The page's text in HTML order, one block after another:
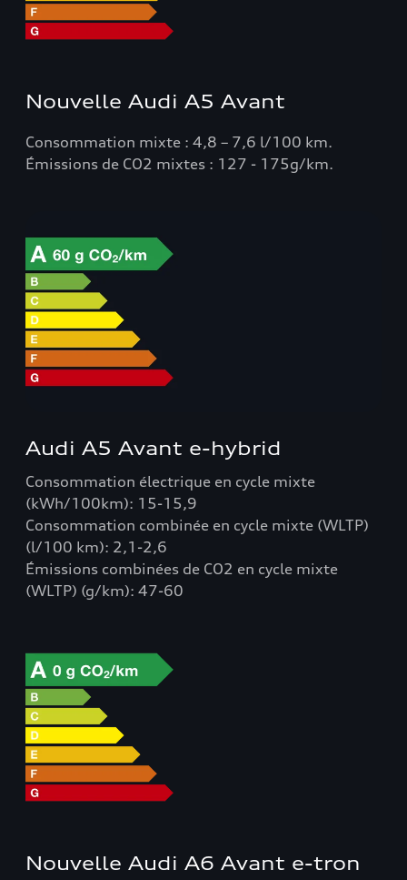
Nouvelle Audi A5 Avant
Consommation mixte : 4,8 – 7,6 l/100 km.
Émissions de CO2 mixtes : 127 - 175g/km.
Audi A5 Avant e-hybrid
Consommation électrique en cycle mixte
(kWh/100km): 15-15,9
Consommation combinée en cycle mixte (WLTP)
(l/100 km): 2,1-2,6
Émissions combinées de CO2 en cycle mixte
(WLTP) (g/km): 47-60
Nouvelle Audi A6 Avant e-tron